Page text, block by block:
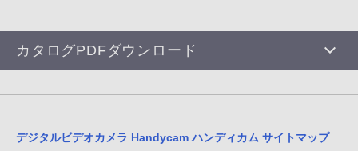
カタログPDFダウンロード
デジタルビデオカメラ Handycam ハンディカム サイトマップ